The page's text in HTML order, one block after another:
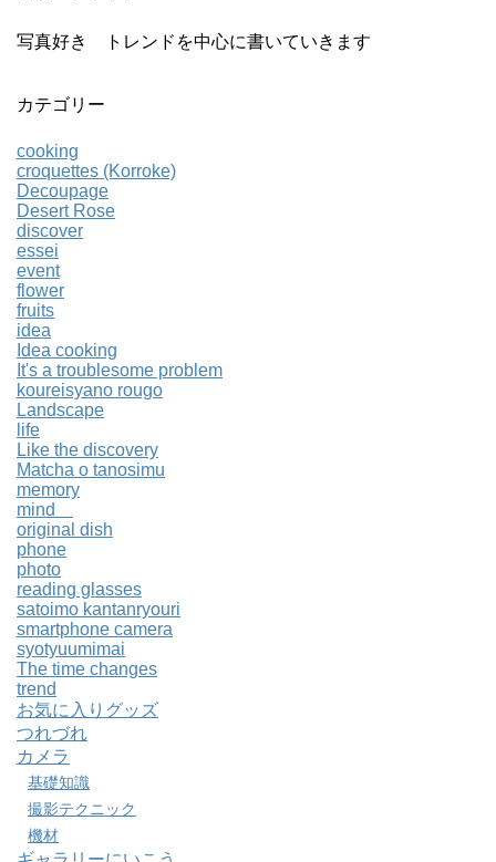
写真好き トレンドを中心に書いていきます
カテゴリー
cooking
croquettes (Korroke)
Decoupage
Desert Rose
discover
essei
event
flower
fruits
idea
Idea cooking
It's a troublesome problem
koureisyano rougo
Landscape
life
Like the discovery
Matcha o tanosimu
memory
mind
original dish
phone
photo
reading glasses
satoimo kantanryouri
smartphone camera
syotyuumimai
The time changes
trend
お気に入りグッズ
つれづれ
カメラ
基礎知識
撮影テクニック
機材